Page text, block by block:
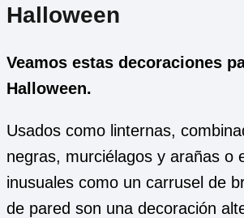
Halloween
Veamos estas decoraciones
Halloween.
Usados como linternas,
negras, murciélagos y arañas o
inusuales como un carrusel de
de pared son una decoración